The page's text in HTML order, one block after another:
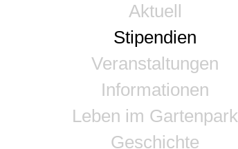
Aktuell
Stipendien
Veranstaltungen
Informationen
Leben im Gartenpark
Geschichte